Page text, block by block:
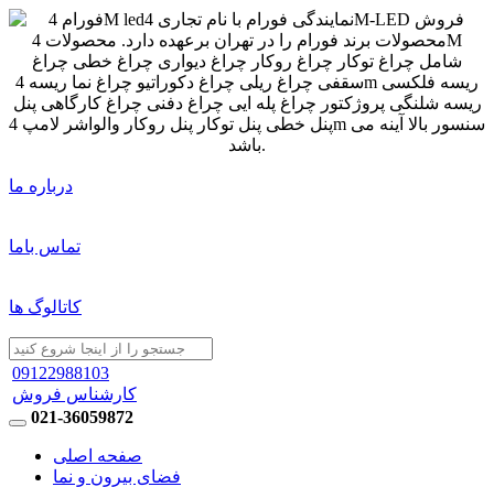
درباره ما
تماس باما
کاتالوگ ها
09122988103
کارشناس فروش
021-36059872
صفحه اصلی
فضای بیرون و نما